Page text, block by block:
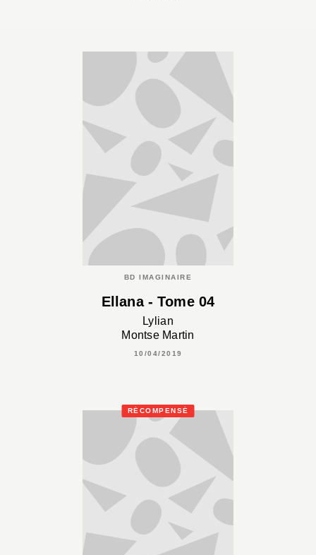
BD IMAGINAIRE
Ellana - Tome 04
Lylian
Montse Martin
10/04/2019
RÉCOMPENSÉ